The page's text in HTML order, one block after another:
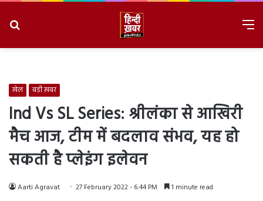
खेल बड़ी ख़बर
Ind Vs SL Series: श्रीलंका से आखिरी
मैच आज, टीम में बदलाव संभव, यह हो
सकती है प्लेइंग इलेवन
Aarti Agravat 27 February 2022 - 6:44 PM 1 minute read